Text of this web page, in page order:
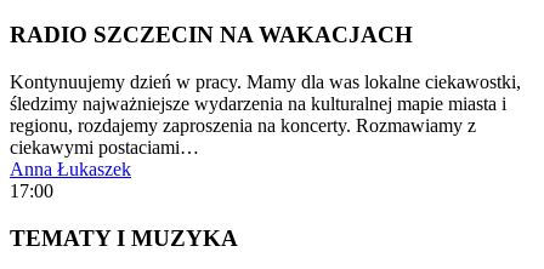
RADIO SZCZECIN NA WAKACJACH
Kontynuujemy dzień w pracy. Mamy dla was lokalne ciekawostki,
śledzimy najważniejsze wydarzenia na kulturalnej mapie miasta i
regionu, rozdajemy zaproszenia na koncerty. Rozmawiamy z
ciekawymi postaciami…
Anna Łukaszek
17:00
TEMATY I MUZYKA